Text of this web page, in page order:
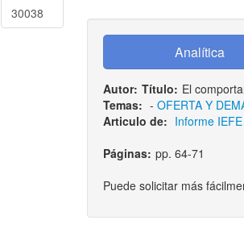
30038
Autor: Título: El
Temas: - OFERTA Y
Articulo de: Informe
Páginas: pp. 64-71
Puede solicitar más